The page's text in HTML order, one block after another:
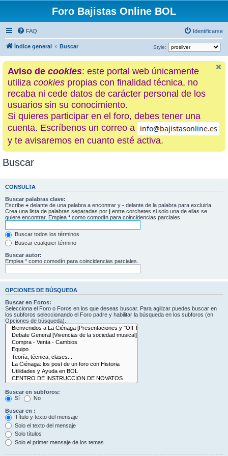
Foro Bajistas Online BOL
FAQ Identificarse
Índice general Buscar Style:
Aviso de cookies: este portal web únicamente
utiliza cookies propias con finalidad técnica, no
recaba ni cede datos de carácter personal de los
usuarios sin su conocimiento.
Si quieres participar en el foro, debes tener una
cuenta. Escríbenos un correo a
y te avisaremos en cuanto esté activa.
Buscar
CONSULTA
Buscar palabras clave:
Escribe + delante de una palabra a encontrar y - delante de la palabra para excluirla.
Crea una lista de palabras separadas por | entre corchetes si solo una de ellas se
quiere encontrar. Emplea * como comodín para coincidencias parciales.
Buscar todos los términos
Buscar cualquier término
Buscar autor:
Emplea * como comodín para coincidencias parciales.
OPCIONES DE BÚSQUEDA
Buscar en Foros:
Selecciona el Foro o Foros en los que deseas buscar. Para agilizar puedes buscar en
los subforos seleccionando el Foro padre y habilitar la búsqueda en los subforos (en
Opciones de búsqueda).
Buscar en subforos:
Sí
No
Buscar en :
Título y texto del mensaje
Solo el texto del mensaje
Solo títulos
Solo el primer mensaje de los temas